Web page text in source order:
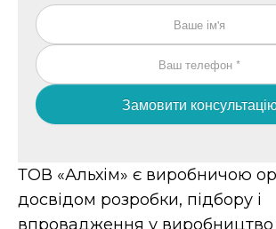
Замовити
ТОВ «Альхім» є виробничою
досвідом розробки, підбору і
впровадження у виробництво